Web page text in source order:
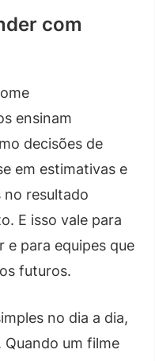
com
ensinam
decisões de
em estimativas e
no resultado
E isso vale para
e para equipes que
futuros.
no dia a dia,
um filme